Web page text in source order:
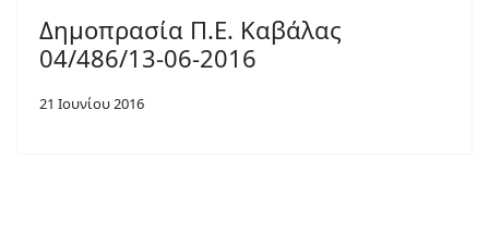
Δημοπρασία Π.Ε. Καβάλας
04/486/13-06-2016
21 Ιουνίου 2016